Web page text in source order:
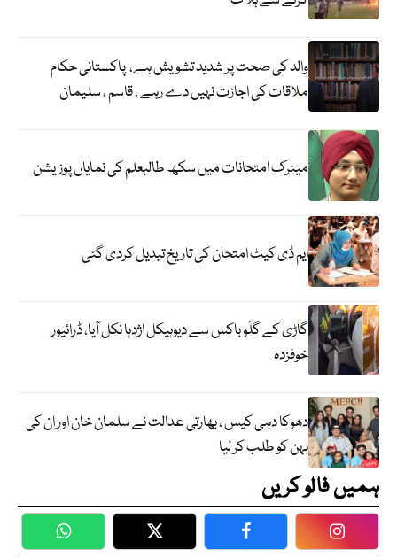
والد کی صحت پر شدید تشویش ہے، پاکستانی حکام
ملاقات کی اجازت نہیں دے رہے ، قاسم ، سلیمان
میٹرک امتحانات میں سکھ طالبعلم کی نمایاں پوزیشن
ایم ڈی کیٹ امتحان کی تاریخ تبدیل کردی گئی
گاڑی کے گلَو باکس سے دیوہیکل اژدہا نکل آیا، ڈرائیور
خوفزدہ
دھوکا دہی کیس ، بھارتی عدالت نے سلمان خان اور ان کی
بہن کو طلب کر لیا
ہمیں فالو کریں
WhatsApp Twitter Facebook